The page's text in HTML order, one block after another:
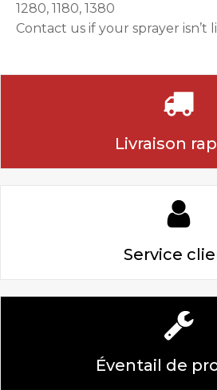
1280, 1180, 1380
Contact us if your sprayer isn’t
Livraison
Service
Éventail de